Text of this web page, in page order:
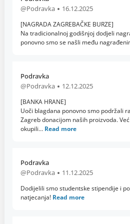
@Podravka
16.12.2025
[NAGRADA ZAGREBAČKE BURZE]
Na tradicionalnoj godišnjoj dodjeli
ponovno smo se našli među
Podravka
@Podravka
12.12.2025
[BANKA HRANE]
Uoči blagdana ponovno smo podržali
Zagreb donacijom naših proizvoda.
okupili… Read more
Podravka
@Podravka
11.12.2025
Dodijelili smo studentske stipendije i
natjecanja! Read more